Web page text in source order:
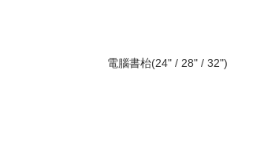
電腦書枱(24" / 28" / 32")